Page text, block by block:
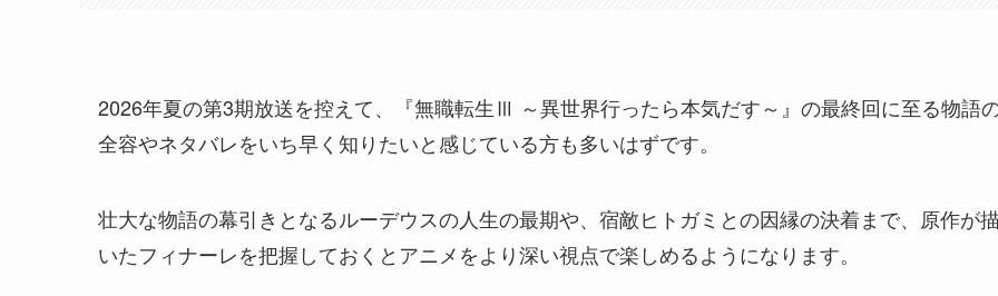
2026年夏の第3期放送を控えて、『無職転生Ⅲ ～異世界行ったら本気だす～』の最終回に至る物語
全容やネタバレをいち早く知りたいと感じている方も多いはずです。
壮大な物語の幕引きとなるルーデウスの人生の最期や、宿敵ヒトガミとの因縁の決着まで、原作が
いたフィナーレを把握しておくとアニメをより深い視点で楽しめるようになります。